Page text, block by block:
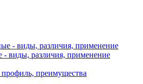
виды, различия, применение